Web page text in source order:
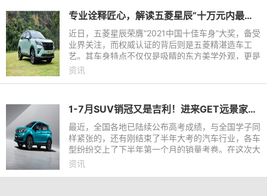
专业诠释匠心，解读五菱星辰“十万元内最能打”的安全品质
近日，五菱星辰荣膺“2021中国十佳车身”大奖，备受
业界关注，而权威认证的背后则是五菱精湛造车工
艺。其车身特点不仅仅是吸睛的东方美学外观，更是
因为五菱为星辰铸造了“十万元内最能打”的安全品
资讯
1-7月SUV销冠又是吉利！进来GET远景家族累销236万+的学霸秘籍！
最近，全国各地已陆续公布高考成绩，与全国学子同
样紧张的，还有刚结束了半年大考的汽车行业，各车
型纷纷交上了下半年第一个月的销量考卷。在这次大
考榜单上，中国自主品牌的领军者吉利汽车，依然势
资讯